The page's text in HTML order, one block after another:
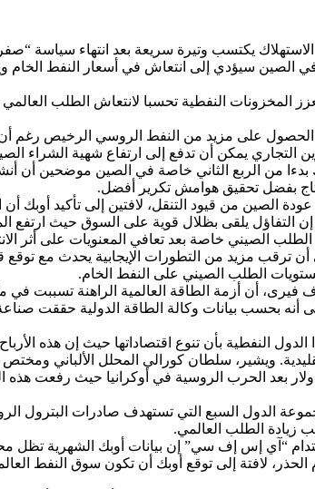
يكتسب وتيرة سريعة بعد انتهاء سياسة
المخزونات النفطية تحسبا لانتعاش الطلب
الحصول على مزيد من النفط الروسي الرخيص رغم
التجاري يمكن أن تدفع إلى ارتفاع شهية الشراء
من الربع الثاني خاصة في الصين موضحين أن
بفضل تحقيق هوامش تكرير أفضل.
نمو الطلب العالمي على النفط الخام في 2023 سيكون عودة الصين من
يلقى بظلال قوية على السوق حيث ارتفع
الصيني خاصة بعد تعافي المعنويات على أثر
الطلب الصيني على النفط الخام.
فيرى، أن أزمة الطاقة العالمية الراهنة تسببت
النفطية بأن تنوع اقتصاداتها حيث إن هذه
ويشير، سلطان كورالي المحلل الألباني
لتضاعف صافي أرباحها عن 2021 لتسجل نحو 200 مليار دولار بعد الحرب
“آي إس إف سي” إن بيانات أوبك الشهرية
الحذر، لافتة إلى توقع أوبك أن تكون سوق النفط